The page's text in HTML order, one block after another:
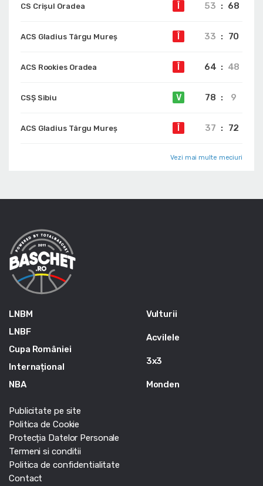
CS Crișul Oradea 53 : 68
ACS Gladius Târgu Mureș 33 : 70
ACS Rookies Oradea 64 : 48
CSȘ Sibiu V 78 : 9
ACS Gladius Târgu Mureș 37 : 72
Vezi mai multe meciuri
LNBM
LNBF
Cupa României
Internațional
NBA
Vulturii
Acvilele
3x3
Monden
Publicitate pe site
Politica de Cookie
Protecția Datelor Personale
Termeni si conditii
Politica de confidentialitate
Contact